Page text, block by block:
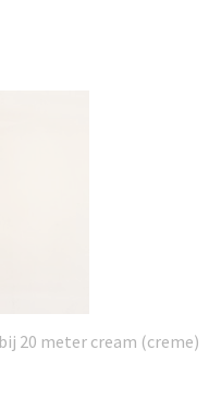
20 meter cream (creme)